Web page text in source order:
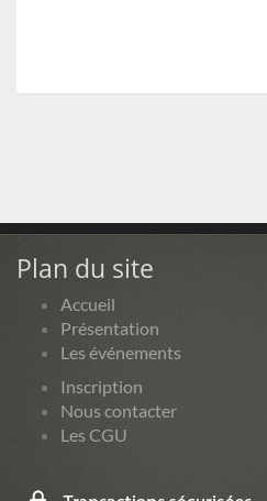
Plan du site
Accueil
Présentation
Les événements
Inscription
Nous contacter
Les CGU